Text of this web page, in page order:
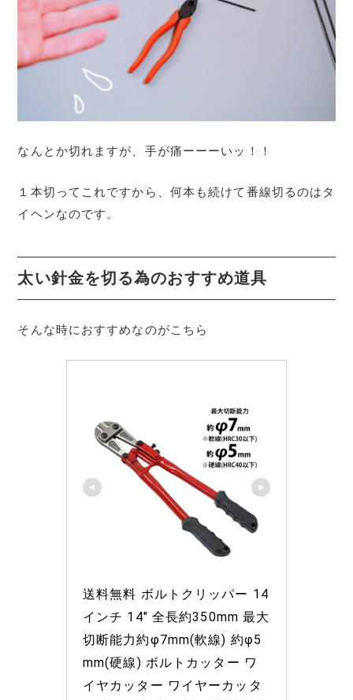
なんとか切れますが、手が痛ーーーいッ！！
１本切ってこれですから、何本も続けて番線切るのはタ
イヘンなのです。
太い針金を切る為のおすすめ道具
そんな時におすすめなのがこちら
送料無料 ボルトクリッパー 14
インチ 14" 全長約350mm 最大
切断能力約φ7mm(軟線) 約φ5
mm(硬線) ボルトカッター ワ
イヤカッター ワイヤーカッタ